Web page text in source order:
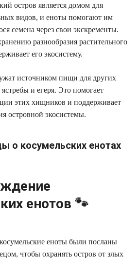
остров является домом для
видов, и еноты помогают им
семена через свои экскременты.
разнообразия растительного
его экосистему.
источником пищи для других
и егеря. Это помогает
этих хищников и поддерживает
островной экосистемы.
о косумельских енотах
енотов 🐾
еноты были посланы
чтобы охранять остров от злых